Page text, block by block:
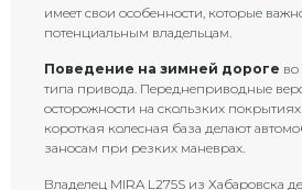
имеет свои особенности, которые
потенциальным владельцам.
Поведение на зимней дороге во
типа привода. Переднеприводные
осторожности на скользких
короткая колесная база делают
заносам при резких маневрах.
Владелец MIRA L275S из Хабаровска